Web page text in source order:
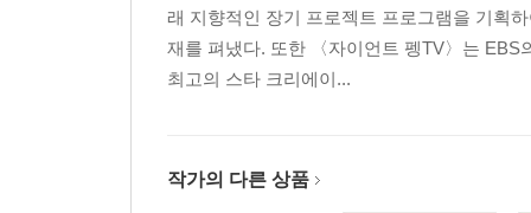
래 지향적인 장기 프로젝트 프로그램을 기획
재를 펴냈다. 또한 〈자이언트 펭TV〉는
최고의 스타 크리에이...
작가의 다른 상품